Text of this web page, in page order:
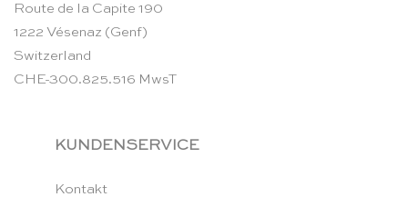
Route de la Capite 190
1222 Vésenaz (Genf)
Switzerland
CHE-300.825.516 MwsT
KUNDENSERVICE
Kontakt